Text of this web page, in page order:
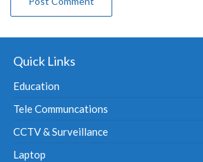
Quick Links
Education
Tele Communcations
CCTV & Surveillance
Laptop